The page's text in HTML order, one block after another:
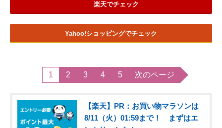
楽天でチェック
Yahoo!ショッピングでチェック
1 2 3 4 5 次のページ
【楽天】PR：お買い物マラソンは
8/11（火）01:59まで！ まずはエ